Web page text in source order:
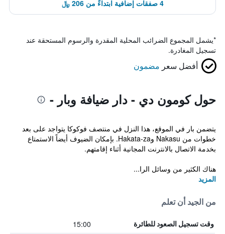
4 صفقات إضافية ابتداءً من 206 ﷼
*يشمل المجموع الضرائب المحلية المقدرة والرسوم المستحقة عند
تسجيل المغادرة.
أفضل سعر مضمون
حول كومون دي - دار ضيافة وبار -
يتضمن بار في الموقع، هذا النزل في منتصف فوكوكا يتواجد على بعد
خطوات من Nakasu وHakata-za. بإمكان الضيوف أيضاً الاستمتاع
بخدمة الاتصال بالانترنت المجانية أثناء إقامتهم.
هناك الكثير من وسائل الرا...
المزيد
من الجيد أن تعلم
وقت تسجيل الصعود للطائرة 15:00